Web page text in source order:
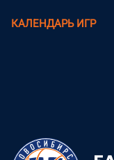
КАЛЕНДАРЬ ИГР